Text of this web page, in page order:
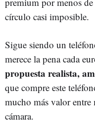
círculo casi imposible.
Sigue siendo un
merece la pena cada
propuesta realista,
que compre este
mucho más valor
cámara.